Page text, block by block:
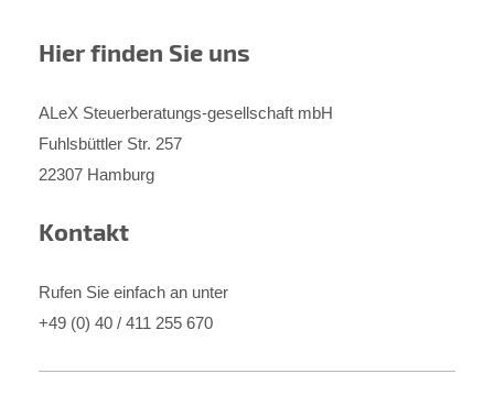
Hier finden Sie uns
ALeX Steuerberatungs-gesellschaft mbH
Fuhlsbüttler Str. 257
22307 Hamburg
Kontakt
Rufen Sie einfach an unter
+49 (0) 40 / 411 255 670